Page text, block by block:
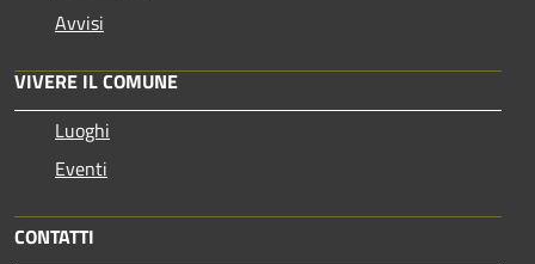
Avvisi
VIVERE IL COMUNE
Luoghi
Eventi
CONTATTI